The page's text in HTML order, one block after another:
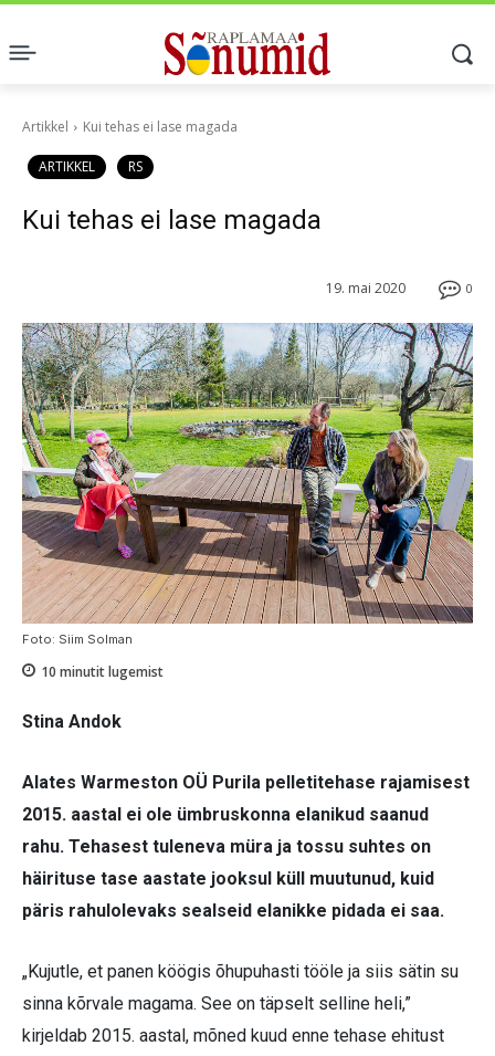
Artikkel Kui tehas ei lase magada
ARTIKKEL RS
Kui tehas ei lase magada
0
19. mai 2020
Foto: Siim Solman
10 minutit lugemist
Stina Andok
Alates Warmeston OÜ Purila pelletitehase rajamisest
2015. aastal ei ole ümbruskonna elanikud saanud
rahu. Tehasest tuleneva müra ja tossu suhtes on
häirituse tase aastate jooksul küll muutunud, kuid
päris rahulolevaks sealseid elanikke pidada ei saa.
„Kujutle, et panen köögis õhupuhasti tööle ja siis sätin su
sinna kõrvale magama. See on täpselt selline heli,”
kirjeldab 2015. aastal, mõned kuud enne tehase ehitust